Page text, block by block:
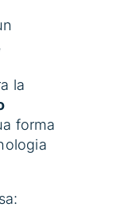
la
forma